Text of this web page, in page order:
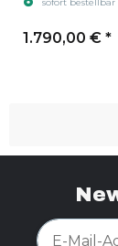
1.790,00 € *